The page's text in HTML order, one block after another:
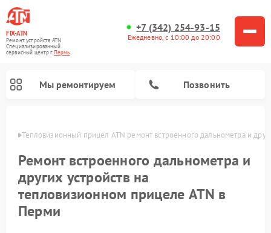
FIX-ATN
Ремонт устройств ATN
Специализированный
cервисный центр г.Пермь
+7 (342) 254-93-15
Ежедневно, с 10:00 до 20:00
Мы ремонтируем Позвонить
Тепловизионный прицел ATN ремонт встроенного дальнометра и
Ремонт встроенного дальнометра и
других устройств на
тепловизионном прицеле ATN в
Перми